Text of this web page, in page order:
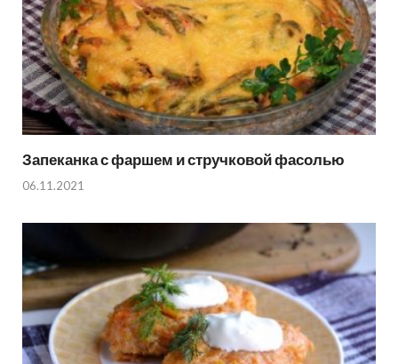
Запеканка с фаршем и стручковой фасолью
06.11.2021